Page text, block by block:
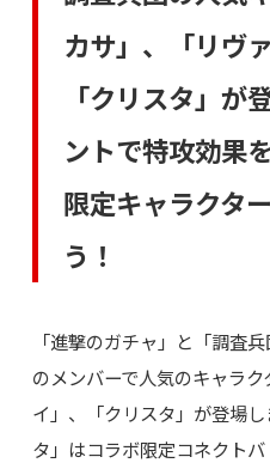
カサ」、「リヴ
「クリスタ」が
ントで特攻効果
限定キャラクタ
う！
「進撃のガチャ」と「調査
のメンバーで人気のキャラ
イ」、「クリスタ」が登場
タ」はコラボ限定コネクト